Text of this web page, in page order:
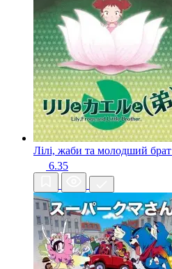
Лілі, жаби та молодший брат
6.35